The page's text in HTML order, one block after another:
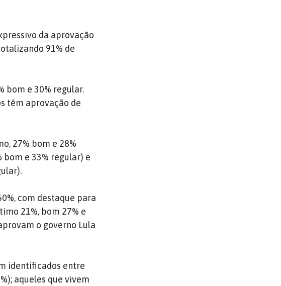
da aprovação
91% de
bom e 30% regular.
têm aprovação de
27% bom e 28%
bom e 33% regular) e
com destaque para
21%, bom 27% e
o governo Lula
identificados entre
aqueles que vivem